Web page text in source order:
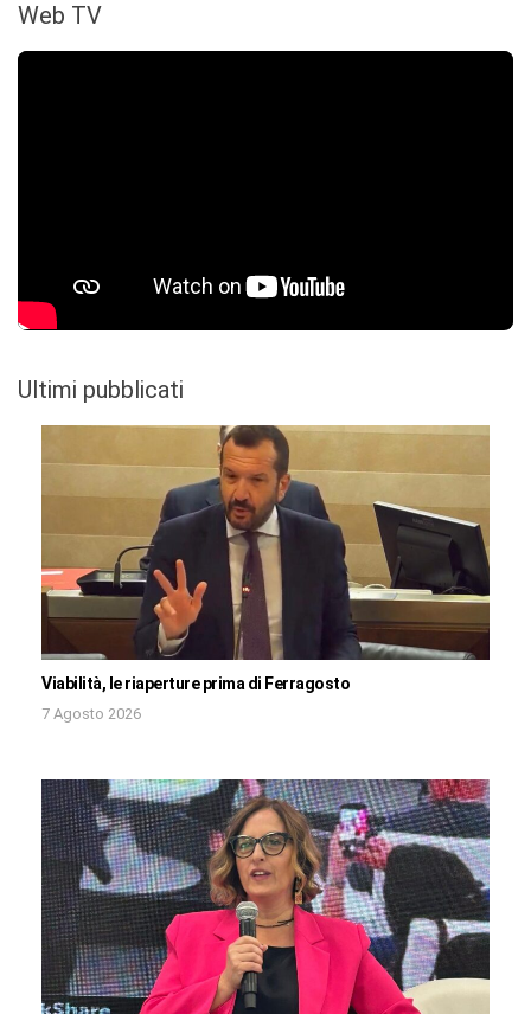
Web TV
Ultimi pubblicati
Viabilità, le riaperture prima di Ferragosto
7 Agosto 2026